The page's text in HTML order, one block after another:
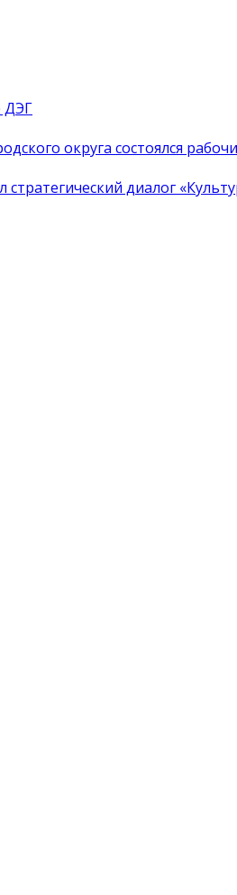
ДЭГ
округа состоялся
диалог